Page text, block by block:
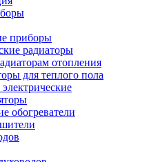
приборы
радиаторы
отопления
для теплого пола
обогреватели